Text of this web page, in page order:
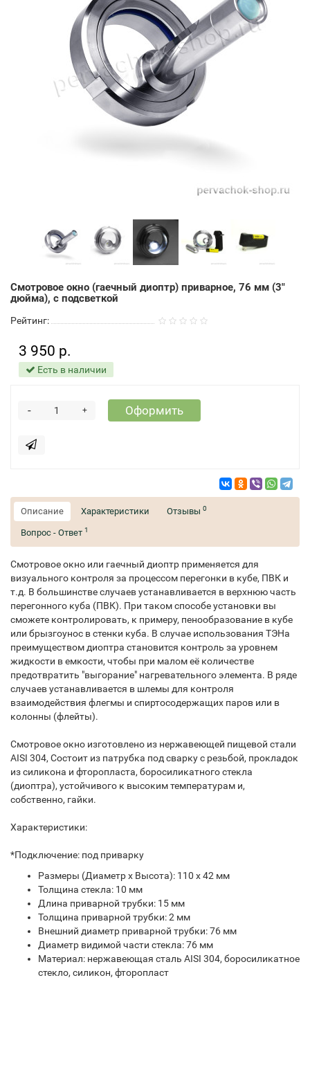
Смотровое окно (гаечный диоптр) приварное, 76 мм (3"
дюйма), с подсветкой
Рейтинг:
3 950 р.
Есть в наличии
+
- Оформить
Описание Характеристики Отзывы 0
Вопрос - Ответ 1
Смотровое окно или гаечный диоптр применяется для
визуального контроля за процессом перегонки в кубе, ПВК и
т.д. В большинстве случаев устанавливается в верхнюю часть
перегонного куба (ПВК). При таком способе установки вы
сможете контролировать, к примеру, пенообразование в кубе
или брызгоунос в стенки куба. В случае использования ТЭНа
преимуществом диоптра становится контроль за уровнем
жидкости в емкости, чтобы при малом её количестве
предотвратить "выгорание" нагревательного элемента. В ряде
случаев устанавливается в шлемы для контроля
взаимодействия флегмы и спиртосодержащих паров или в
колонны (флейты).
Смотровое окно изготовлено из нержавеющей пищевой стали
AISI 304, Состоит из патрубка под сварку с резьбой, прокладок
из силикона и фторопласта, боросиликатного стекла
(диоптра), устойчивого к высоким температурам и,
собственно, гайки.
Характеристики:
*Подключение: под приварку
Размеры (Диаметр х Высота): 110 х 42 мм
Толщина стекла: 10 мм
Длина приварной трубки: 15 мм
Толщина приварной трубки: 2 мм
Внешний диаметр приварной трубки: 76 мм
Диаметр видимой части стекла: 76 мм
Материал: нержавеющая сталь AISI 304, боросиликатное
стекло, силикон, фторопласт